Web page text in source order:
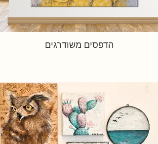
הדפסים משודרגים